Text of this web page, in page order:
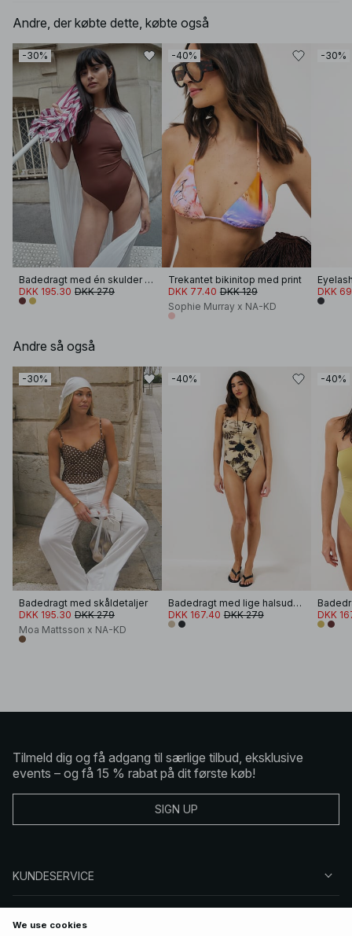
Andre, der købte dette, købte også
-30%
Badedragt med én skulder og snoning
DKK 195.30 DKK 279
-40%
Trekantet bikinitop med print
DKK 77.40 DKK 129
Sophie Murray x NA-KD
-30%
DKK
Andre så også
-30%
Badedragt med skåldetaljer
DKK 195.30 DKK 279
Moa Mattsson x NA-KD
-40%
Badedragt med lige halsudskæring
DKK 167.40 DKK 279
-40%
DKK
Tilmeld dig og få adgang til særlige tilbud, eksklusive
events – og få 15 % rabat på dit første køb!
SIGN UP
KUNDESERVICE